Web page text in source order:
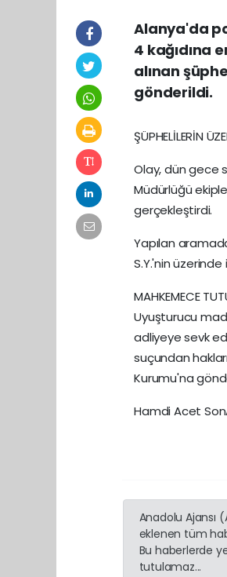
Alanya'da
4 kağıdına
alınan
gönderildi.
ŞÜPHELİLERİN
Olay, dün gece
Müdürlüğü
gerçekleştirdi.
Yapılan
S.Y.'nin
MAHKEMECE
Uyuşturucu
adliyeye sevk
suçundan
Kurumu'na
Hamdi Acet
Anadolu Ajansı
eklenen tüm
Bu haberlerde
tutulamaz...